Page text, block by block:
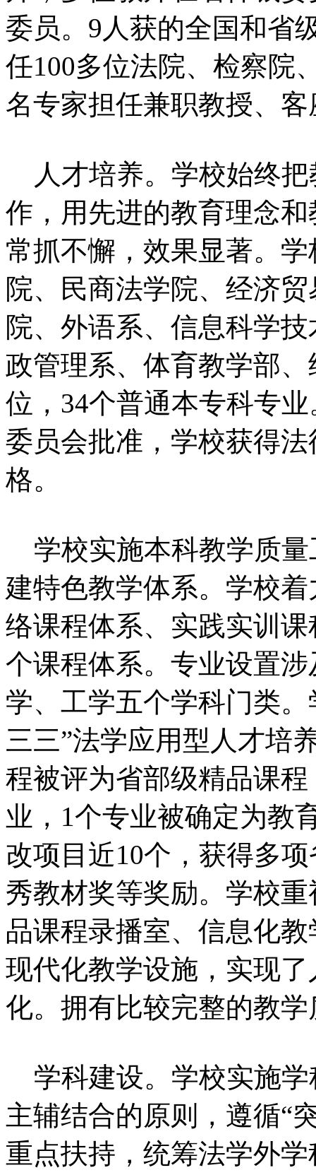
委员。9人获的全国和省
任100多位法院、检察院
名专家担任兼职教授、
人才培养。学校始终把
作，用先进的教育理念
常抓不懈，效果显著。
院、民商法学院、经济
院、外语系、信息科学
政管理系、体育教学部
位，34个普通本专科专
委员会批准，学校获得
格。
学校实施本科教学质量
建特色教学体系。学校
络课程体系、实践实训
个课程体系。专业设置
学、工学五个学科门类
三三”法学应用型人才培
程被评为省部级精品课
业，1个专业被确定为教
改项目近10个，获得多
秀教材奖等奖励。学校
品课程录播室、信息化
现代化教学设施，实现
化。拥有比较完整的教
学科建设。学校实施学
主辅结合的原则，遵循“
重点扶持，统筹法学外